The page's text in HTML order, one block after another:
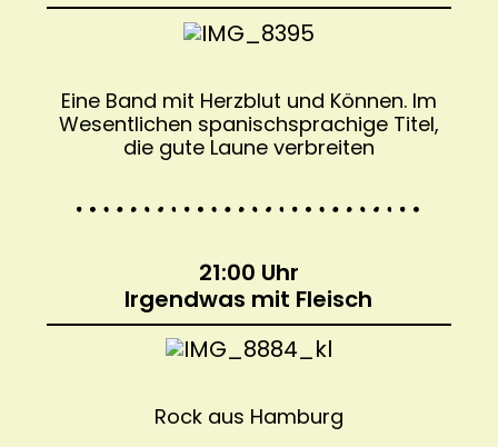
Eine Band mit Herzblut und Können. Im
Wesentlichen spanischsprachige Titel,
die gute Laune verbreiten
21:00 Uhr
Irgendwas mit Fleisch
Rock aus Hamburg